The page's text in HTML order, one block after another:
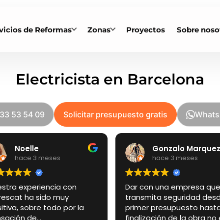
de Reformas Zonas Proyectos Sobre
Electricista en Barcelona
53 54 09 Solicitar presupuesto gratis
Gonzalo Marquez
hace 3 meses
con una empresa que
seguridad desde el
presupuesto hasta la
de la obra no es
hace 3 meses
Hicimos una renovación
bastante completa de
vivienda y la
general con Obrescat